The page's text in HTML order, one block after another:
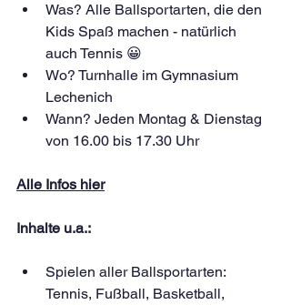
Was? Alle Ballsportarten, die den
Kids Spaß machen - natürlich
auch Tennis 😀
Wo? Turnhalle im Gymnasium
Lechenich
Wann? Jeden Montag & Dienstag
von 16.00 bis 17.30 Uhr
Alle Infos hier
Inhalte u.a.:
Spielen aller Ballsportarten:
Tennis, Fußball, Basketball,